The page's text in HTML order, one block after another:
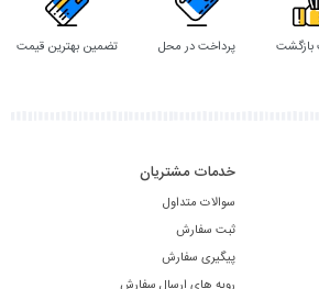
پرداخت در محل تضمین بهترین قیمت
خدمات مشتریان
سوالات متداول
ثبت سفارش
پیگیری سفارش